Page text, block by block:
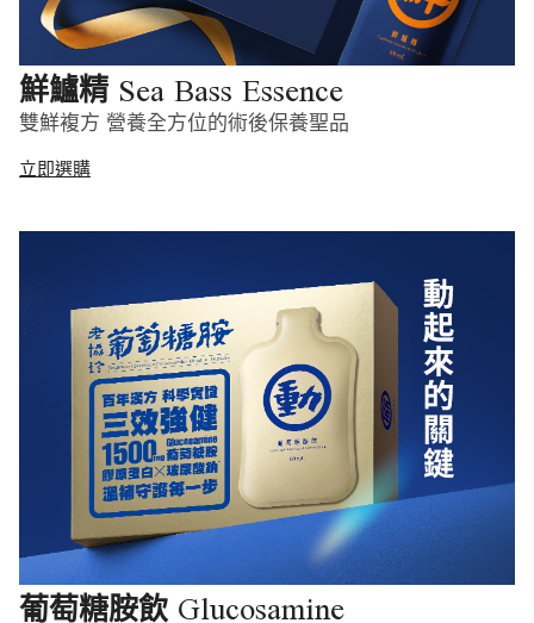
鮮鱸精 Sea Bass Essence
雙鮮複方 營養全方位的術後保養聖品
立即選購
葡萄糖胺飲